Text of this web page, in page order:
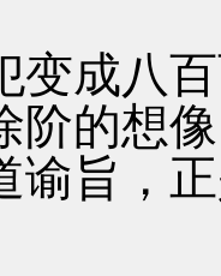
成八百
阶的想
谕旨，